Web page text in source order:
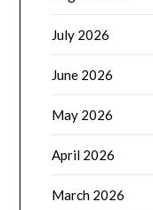
July 2026
June 2026
May 2026
April 2026
March 2026